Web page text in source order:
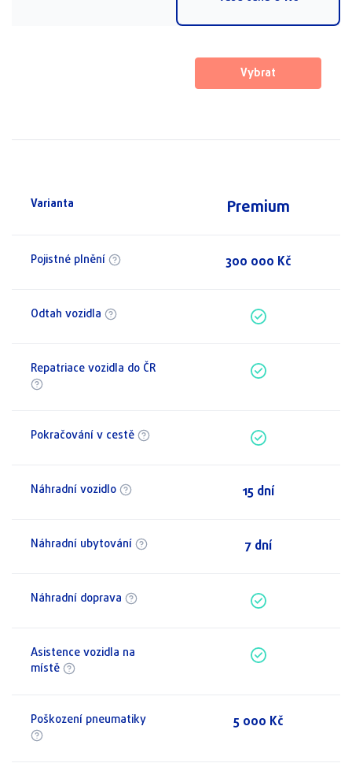
Vybrat
Varianta Premium
Pojistné plnění 300 000 Kč
Odtah vozidla
Repatriace vozidla do ČR
Pokračování v cestě
Náhradní vozidlo 15 dní
Náhradní ubytování 7 dní
Náhradní doprava
Asistence vozidla na
místě
Poškození pneumatiky 5 000 Kč